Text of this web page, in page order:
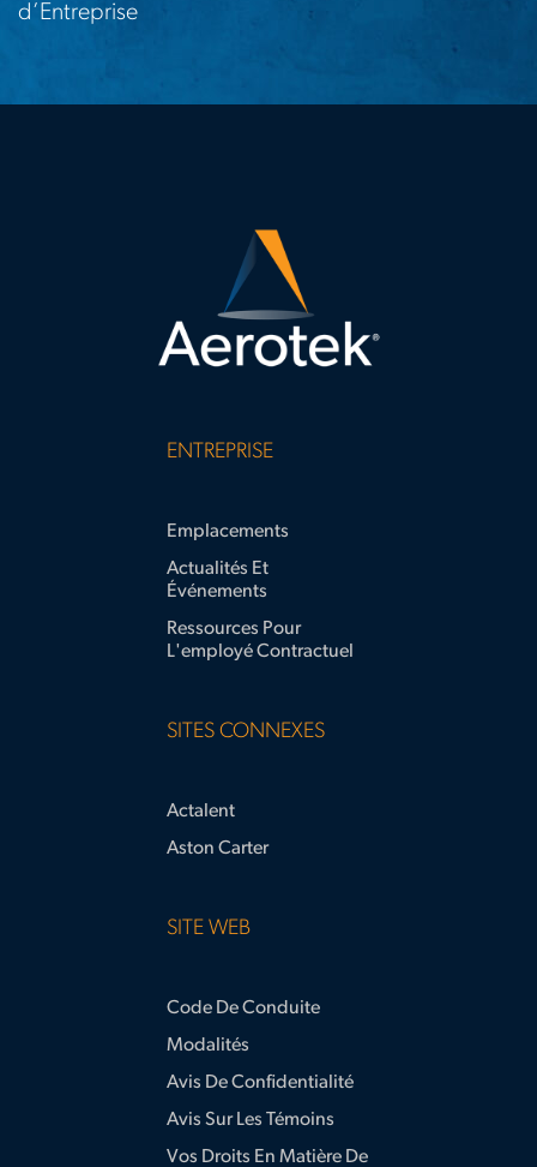
d’Entreprise
ENTREPRISE
Emplacements
Actualités Et
Événements
Ressources Pour
L'employé Contractuel
SITES CONNEXES
Actalent
Aston Carter
SITE WEB
Code De Conduite
Modalités
Avis De Confidentialité
Avis Sur Les Témoins
Vos Droits En Matière De